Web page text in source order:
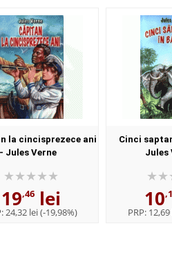
la cincisprezece ani
- Jules Verne
19,46lei
24,32 lei(-19,98%)
Cinci
Jules
10
PRP: